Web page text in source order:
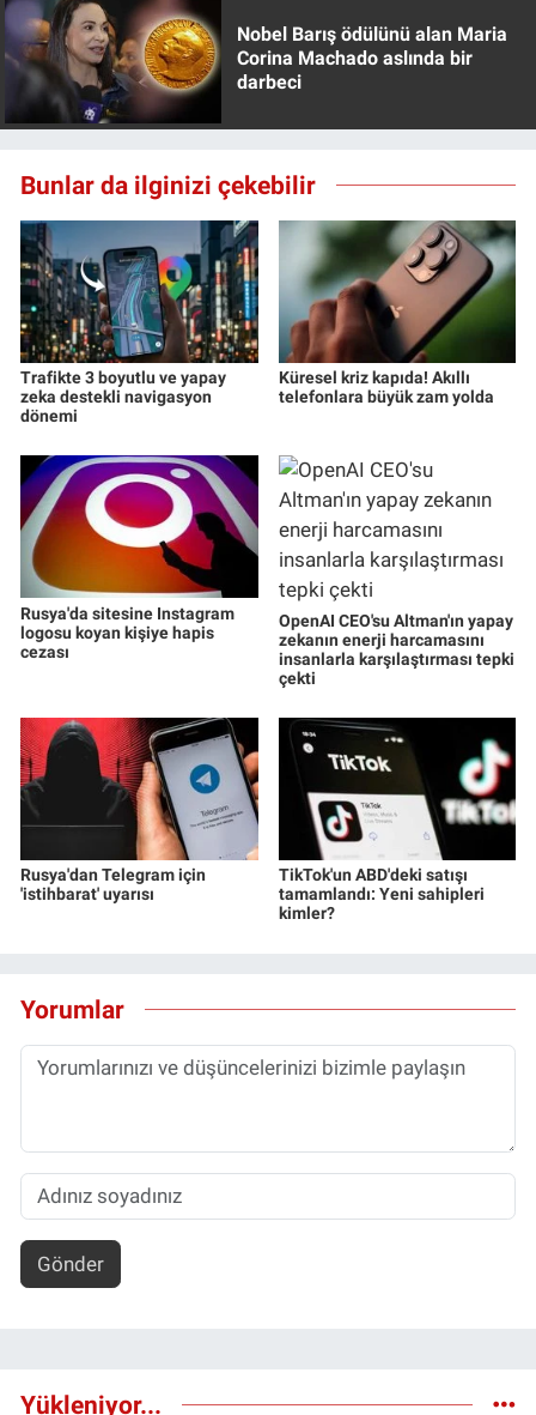
Nobel Barış ödülünü alan Maria
Corina Machado aslında bir
darbeci
Bunlar da ilginizi çekebilir
Trafikte 3 boyutlu ve yapay
zeka destekli navigasyon
dönemi
Küresel kriz kapıda! Akıllı
telefonlara büyük zam yolda
Rusya'da sitesine Instagram
logosu koyan kişiye hapis
cezası
OpenAI CEO'su Altman'ın yapay
zekanın enerji harcamasını
insanlarla karşılaştırması tepki
çekti
Rusya'dan Telegram için
'istihbarat' uyarısı
TikTok'un ABD'deki satışı
tamamlandı: Yeni sahipleri
kimler?
Yorumlar
Gönder
Yükleniyor...